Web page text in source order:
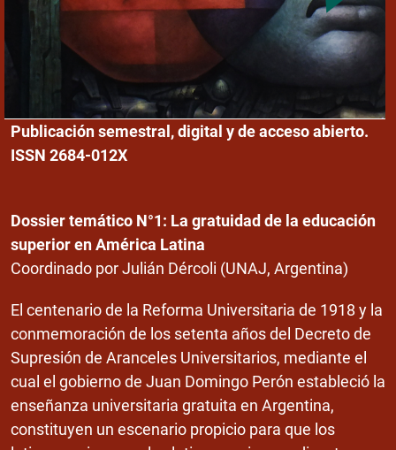
Publicación semestral, digital y de acceso abierto.
ISSN 2684-012X
Dossier temático N°1: La gratuidad de la educación
superior en América Latina
Coordinado por Julián Dércoli (UNAJ, Argentina)
El centenario de la Reforma Universitaria de 1918 y la
conmemoración de los setenta años del Decreto de
Supresión de Aranceles Universitarios, mediante el
cual el gobierno de Juan Domingo Perón estableció la
enseñanza universitaria gratuita en Argentina,
constituyen un escenario propicio para que los